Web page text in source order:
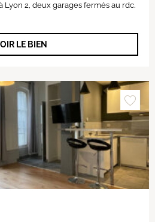
Lyon 2, deux garages fermés au rdc.
LE BIEN